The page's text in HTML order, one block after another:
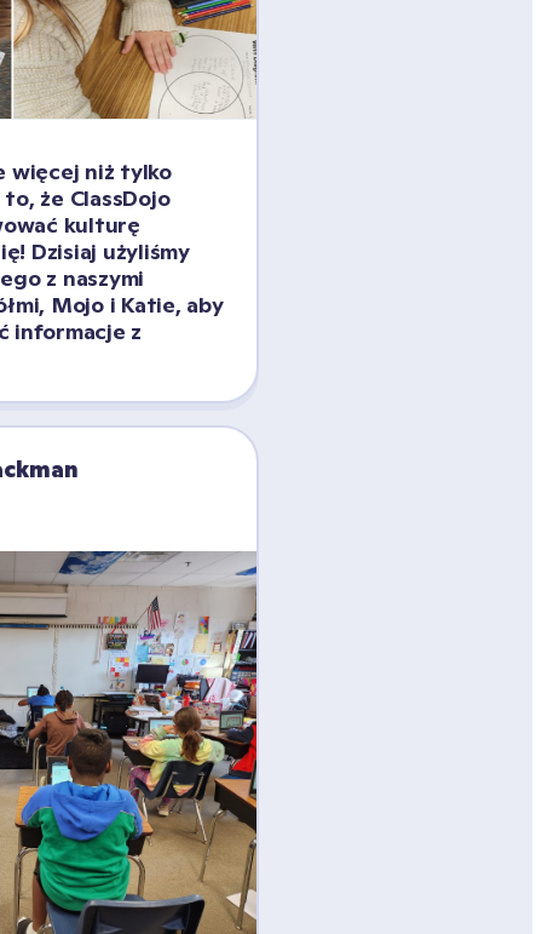
więcej niż tylko
że ClassDojo
kulturę
Dzisiaj użyliśmy
z naszymi
Mojo i Katie, aby
informacje z